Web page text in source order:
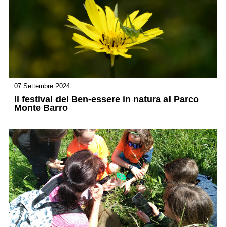
07 Settembre 2024
Il festival del Ben-essere in natura al Parco
Monte Barro